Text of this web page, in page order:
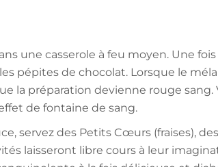
une casserole à feu moyen. Une
pépites de chocolat. Lorsque le
la préparation devienne rouge sang.
de fontaine de sang.
servez des Petits Cœurs (fraises),
laisseront libre cours à leur